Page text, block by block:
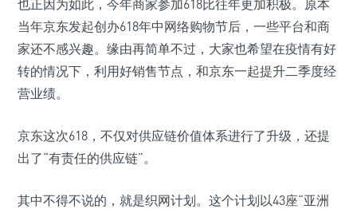
也正因为如此，今年商家参加618比往年更加积极。原本
当年京东发起创办618年中网络购物节后，一些平台和商
家还不感兴趣。缘由再简单不过，大家也希望在疫情有好
转的情况下，利用好销售节点，和京东一起提升二季度经
营业绩。
京东这次618，不仅对供应链价值体系进行了升级，还提
出了“有责任的供应链”。
其中不得不说的，就是织网计划。这个计划以43座“亚洲